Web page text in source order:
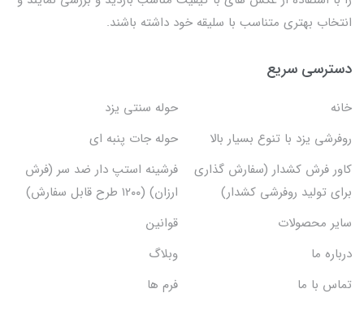
انتخاب بهتری متناسب با سلیقه خود داشته باشند.
دسترسی سریع
خانه
حوله سنتی یزد
روفرشی یزد با تنوع بسیار بالا
حوله جات پنبه ای
کاور فرش کشدار (سفارش گذاری
برای تولید روفرشی کشدار)
فرشینه استپ دار ضد سر (فرش
ارزان) (۱۲۰۰ طرح قابل سفارش)
سایر محصولات
قوانین
درباره ما
وبلاگ
تماس با ما
فرم ها